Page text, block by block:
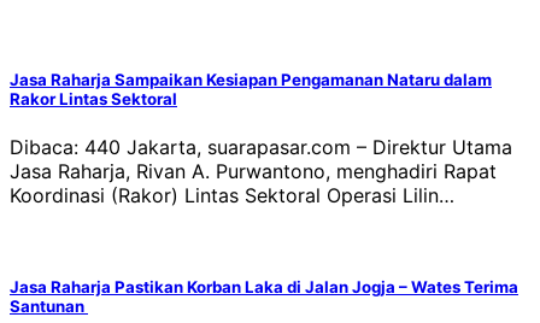
Jasa Raharja Sampaikan Kesiapan Pengamanan Nataru dalam
Rakor Lintas Sektoral
Dibaca: 440 Jakarta, suarapasar.com – Direktur Utama
Jasa Raharja, Rivan A. Purwantono, menghadiri Rapat
Koordinasi (Rakor) Lintas Sektoral Operasi Lilin…
Jasa Raharja Pastikan Korban Laka di Jalan Jogja – Wates Terima
Santunan